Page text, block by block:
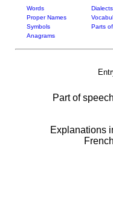
Words Dialects
Proper Names
Symbols
Parts
Anagrams
Part of speech
Explanations
French